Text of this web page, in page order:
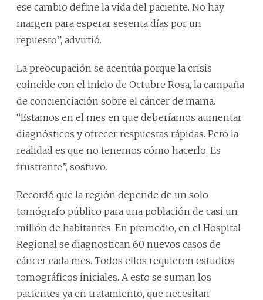
ese cambio define la vida del paciente. No hay
margen para esperar sesenta días por un
repuesto”, advirtió.
La preocupación se acentúa porque la crisis
coincide con el inicio de Octubre Rosa, la campaña
de concienciación sobre el cáncer de mama.
“Estamos en el mes en que deberíamos aumentar
diagnósticos y ofrecer respuestas rápidas. Pero la
realidad es que no tenemos cómo hacerlo. Es
frustrante”, sostuvo.
Recordó que la región depende de un solo
tomógrafo público para una población de casi un
millón de habitantes. En promedio, en el Hospital
Regional se diagnostican 60 nuevos casos de
cáncer cada mes. Todos ellos requieren estudios
tomográficos iniciales. A esto se suman los
pacientes ya en tratamiento, que necesitan